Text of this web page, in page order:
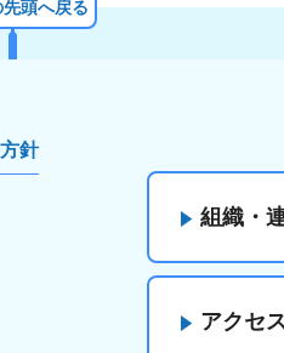
頭へ戻る
針
組織・
アクセ